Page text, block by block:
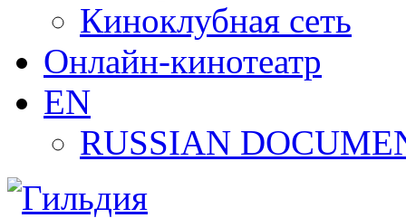
Киноклубная сеть
Онлайн-кинотеатр
EN
RUSSIAN